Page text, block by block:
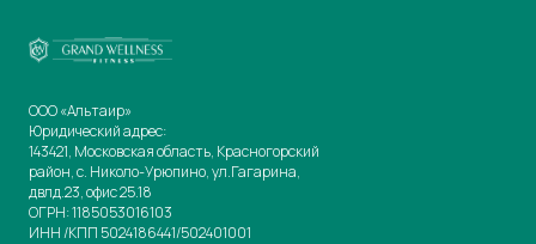
ООО «Альтаир»
Юридический адрес:
143421, Московская область, Красногорский
район, с. Николо-Урюпино, ул.Гагарина,
двлд.23, офис 25.18
ОГРН: 1185053016103
ИНН /КПП 5024186441/502401001